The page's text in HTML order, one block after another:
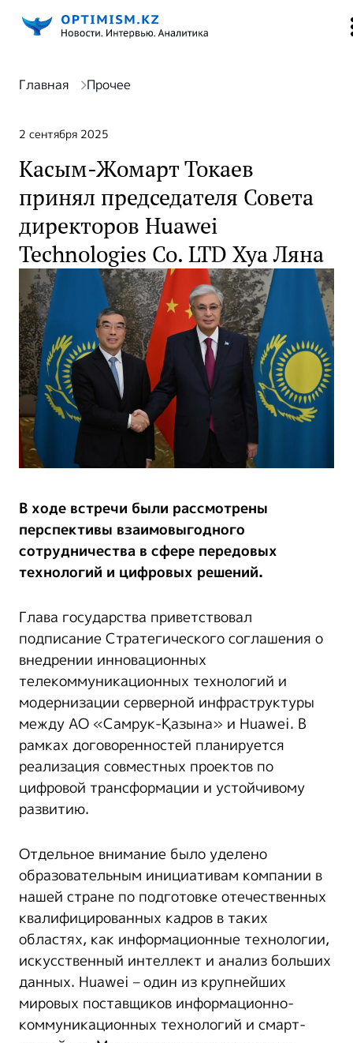
Главная Прочее
2 сентября 2025
Касым-Жомарт Токаев
принял председателя Совета
директоров Huawei
Technologies Co. LTD Хуа Ляна
В ходе встречи были рассмотрены
перспективы взаимовыгодного
сотрудничества в сфере передовых
технологий и цифровых решений.
Глава государства приветствовал
подписание Стратегического соглашения о
внедрении инновационных
телекоммуникационных технологий и
модернизации серверной инфраструктуры
между АО «Самрук-Қазына» и Huawei. В
рамках договоренностей планируется
реализация совместных проектов по
цифровой трансформации и устойчивому
развитию.
Отдельное внимание было уделено
образовательным инициативам компании в
нашей стране по подготовке отечественных
квалифицированных кадров в таких
областях, как информационные технологии,
искусственный интеллект и анализ больших
данных. Huawei – один из крупнейших
мировых поставщиков информационно-
коммуникационных технологий и смарт-